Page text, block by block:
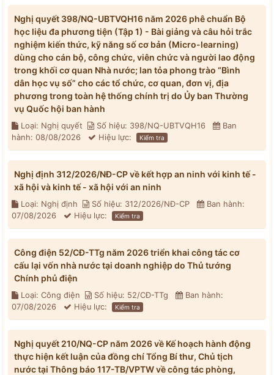
Nghị quyết 398/NQ-UBTVQH16 năm 2026 phê chuẩn Bộ
học liệu đa phương tiện (Tập 1) - Bài giảng và câu hỏi trắc
nghiệm kiến thức, kỹ năng số cơ bản (Micro-learning)
dùng cho cán bộ, công chức, viên chức và người lao động
trong khối cơ quan Nhà nước; lan tỏa phong trào “Bình
dân học vụ số” cho các tổ chức, cơ quan, đơn vị, địa
phương trong toàn hệ thống chính trị do Ủy ban Thường
vụ Quốc hội ban hành
Loại: Nghị quyết Số hiệu: 398/NQ-UBTVQH16
Ban
hành: 08/08/2026
Hiệu lực: Kiểm tra
Nghị định 312/2026/NĐ-CP về kết hợp an ninh với kinh tế -
xã hội và kinh tế - xã hội với an ninh
Loại: Nghị định Số hiệu: 312/2026/NĐ-CP
Ban hành:
07/08/2026
Hiệu lực: Kiểm tra
Công điện 52/CĐ-TTg năm 2026 triển khai công tác cơ
cấu lại vốn nhà nước tại doanh nghiệp do Thủ tướng
Chính phủ điện
Loại: Công điện Số hiệu: 52/CĐ-TTg
Ban hành:
07/08/2026
Hiệu lực: Kiểm tra
Nghị quyết 210/NQ-CP năm 2026 về Kế hoạch hành động
thực hiện kết luận của đồng chí Tổng Bí thư, Chủ tịch
nước tại Thông báo 117-TB/VPTW về công tác phòng,